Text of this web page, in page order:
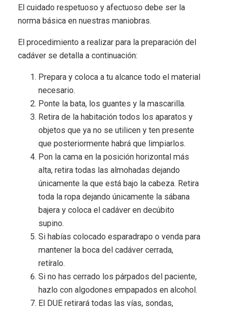
El cuidado respetuoso y afectuoso debe ser la
norma básica en nuestras maniobras.
El procedimiento a realizar para la preparación del
cadáver se detalla a continuación:
Prepara y coloca a tu alcance todo el material
necesario.
Ponte la bata, los guantes y la mascarilla.
Retira de la habitación todos los aparatos y
objetos que ya no se utilicen y ten presente
que posteriormente habrá que limpiarlos.
Pon la cama en la posición horizontal más
alta, retira todas las almohadas dejando
únicamente la que está bajo la cabeza. Retira
toda la ropa dejando únicamente la sábana
bajera y coloca el cadáver en decúbito
supino.
Si habías colocado esparadrapo o venda para
mantener la boca del cadáver cerrada,
retíralo.
Si no has cerrado los párpados del paciente,
hazlo con algodones empapados en alcohol.
El DUE retirará todas las vías, sondas,